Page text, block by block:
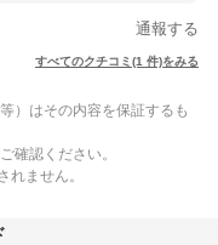
通報する
すべてのクチコミ(1 件)をみる
）はその内容を保証するも
確認ください。
れません。